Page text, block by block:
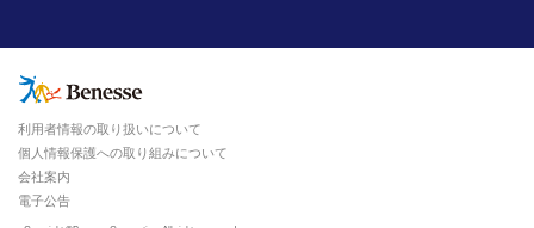
利用者情報の取り扱いについて
個人情報保護への取り組みについて
会社案内
電子公告